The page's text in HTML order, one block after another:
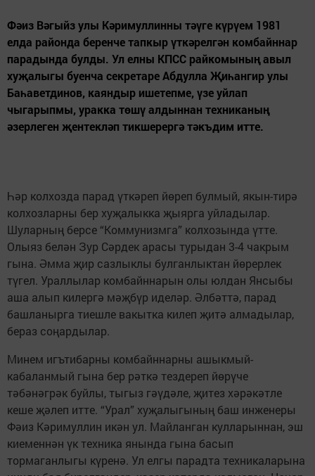
Фәиз Вәгыйз улы Кәримуллинны тәүге күрүем 1981
елда районда беренче тапкыр үткәрелгән комбайннар
парадында булды. Ул елны КПСС райкомының авыл
хуҗалыгы буенча секретаре Абдулла Җиһангир улы
Баһаветдинов, каяндыр ишетепме, үзе уйлап
чыгарыпмы, уракка төшү алдыннан техниканың
әзерлеген җентекләп тикшерергә тәкъдим итте.
Һәр колхозда парад үткәреп йөреп булмый, якын-тирә
колхозларны бер хуҗалыкка җыярга уйладылар.
Шуларның берсе “Коммунизмга” колхозында үтте.
Олыяз белән Зур Сәрдек арасы турыдан 3-4 чакрым
гына. Әмма җир сазлыклы булганлыктан йөрерлек
түгел. Ураллылар комбайннарын олы юлдан Янсыбы
аша алып килергә мәҗбүр иделәр. Әлбәттә, парад
башланырга тиешле вакытка килеп җитә алмадылар,
бераз соңардылар.
Минем игътибарны комбайннарны ашыкмый-
кабаланмый гына бер рәткә тездереп йөрүче
тәбәнәгрәк буйлы, тыгыз гәүдәле, җитез хәрәкәтле
кеше җәлеп итте. “Урал” хуҗалыгының баш инженеры
Фәиз Кәримуллин икән ул. Майланган кулларыннан, эш
киеменнән үк техника янында гына басып
тормаганлыгы күренә. Ул елгы парадта техникаларына